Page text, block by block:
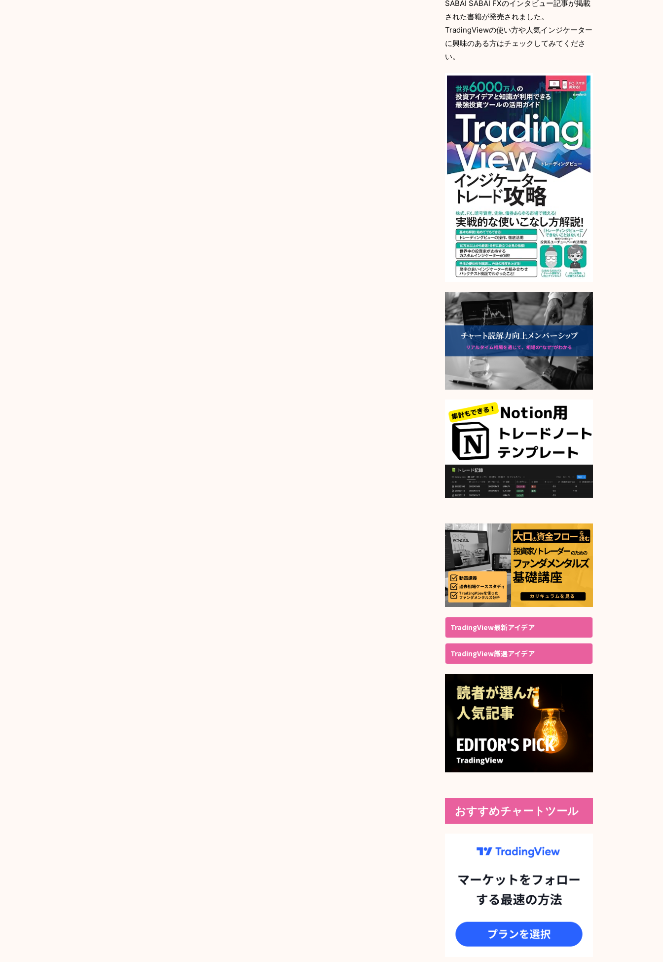
SABAI SABAI FXのインタビュー記事が掲載
された書籍が発売されました。
TradingViewの使い方や人気インジケーター
に興味のある方はチェックしてみてくださ
い。
TradingView最新アイデア
TradingView厳選アイデア
おすすめチャートツール